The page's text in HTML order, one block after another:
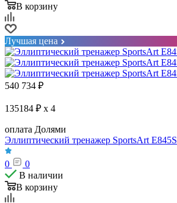
В корзину
Лучшая цена
540 734 ₽
135184 ₽ x 4
оплата Долями
Эллиптический тренажер SportsArt E845S
0
0
В наличии
В корзину